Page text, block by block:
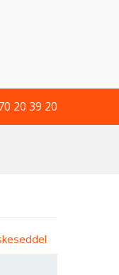
20 39 20